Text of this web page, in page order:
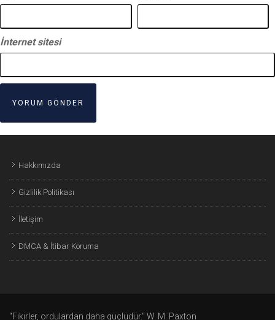
İnternet sitesi
Hakkımızda
Gizlilik Politikası
İletişim
DMCA & İtibar Koruma
"Fikirler, ordulardan daha güçlüdür." W. M. Paxton